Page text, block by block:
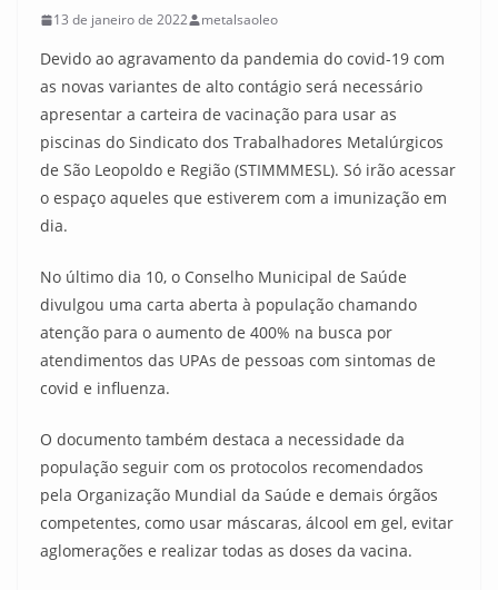
13 de janeiro de 2022 metalsaoleo
Devido ao agravamento da pandemia do covid-19 com
as novas variantes de alto contágio será necessário
apresentar a carteira de vacinação para usar as
piscinas do Sindicato dos Trabalhadores Metalúrgicos
de São Leopoldo e Região (STIMMMESL). Só irão acessar
o espaço aqueles que estiverem com a imunização em
dia.
No último dia 10, o Conselho Municipal de Saúde
divulgou uma carta aberta à população chamando
atenção para o aumento de 400% na busca por
atendimentos das UPAs de pessoas com sintomas de
covid e influenza.
O documento também destaca a necessidade da
população seguir com os protocolos recomendados
pela Organização Mundial da Saúde e demais órgãos
competentes, como usar máscaras, álcool em gel, evitar
aglomerações e realizar todas as doses da vacina.